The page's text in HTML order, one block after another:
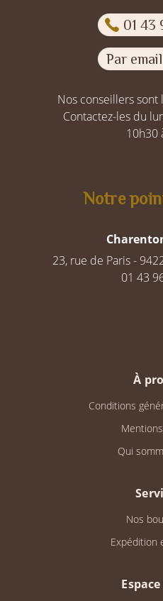
01 43
Par email
Nos conseillers
Contactez-les du
10h30
Notre
23, rue de Paris -
01 43
À
Conditions
Qui
Nos
Expédition